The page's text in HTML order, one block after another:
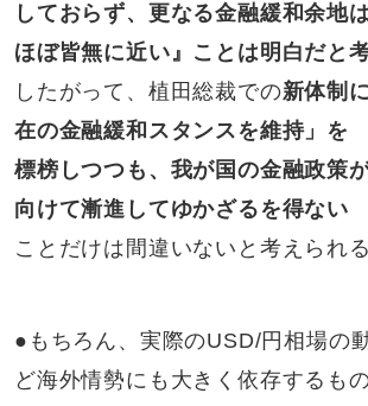
しておらず、更なる金融緩和余地
ほぼ皆無に近い』ことは明白だと
したがって、植田総裁での新体制
在の金融緩和スタンスを維持」を
標榜しつつも、我が国の金融政策
向けて漸進してゆかざるを得ない
ことだけは間違いないと考えられる
●もちろん、実際のUSD/円相場の
ど海外情勢にも大きく依存するもの